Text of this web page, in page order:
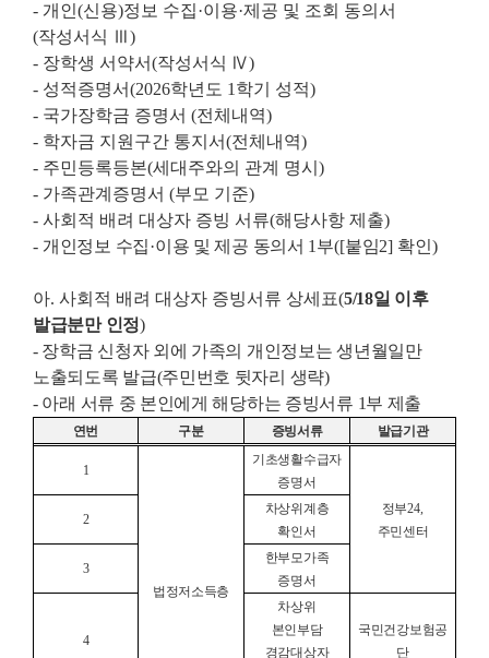
- 개인(신용)정보 수집·이용·제공 및 조회 동의서
(작성서식 Ⅲ)
- 장학생 서약서(작성서식 Ⅳ)
- 성적증명서(2026학년도 1학기 성적)
- 국가장학금 증명서 (전체내역)
- 학자금 지원구간 통지서(전체내역)
- 주민등록등본(세대주와의 관계 명시)
- 가족관계증명서 (부모 기준)
- 사회적 배려 대상자 증빙 서류(해당사항 제출)
- 개인정보 수집·이용 및 제공 동의서 1 부([붙임2] 확인)
아. 사회적 배려 대상자 증빙서류 상세표(5/18일 이후
발급분만 인정)
- 장학금 신청자 외에 가족의 개인정보는 생년월일만
노출되도록 발급(주민번호 뒷자리 생략)
- 아래 서류 중 본인에게 해당하는 증빙서류 1부 제출
연번 구분 증빙서류 발급기관
1
법정저소득층
기초생활수급자
증명서
정부24,
주민센터
2
차상위계층
확인서
3
한부모가족
증명서
4
차상위
본인부담
경감대상자
국민건강보험공
단